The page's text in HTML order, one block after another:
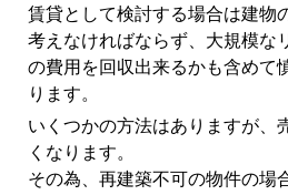
賃貸として検討する場合は建物
考えなければならず、大規模な
の費用を回収出来るかも含めて
ります。
いくつかの方法はありますが、
くなります。
その為、再建築不可の物件の場